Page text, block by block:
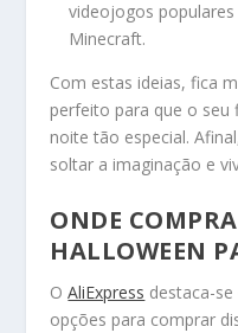
videojogos
Minecraft.
Com estas ideias, fica
perfeito para que o seu
noite tão especial.
soltar a imaginação e
ONDE
HALLOWEEN
OAliExpress destaca-
opções para comprar